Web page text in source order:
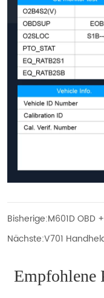
Bisherige:M601D OBD
Nächste:V701
Empfohlene